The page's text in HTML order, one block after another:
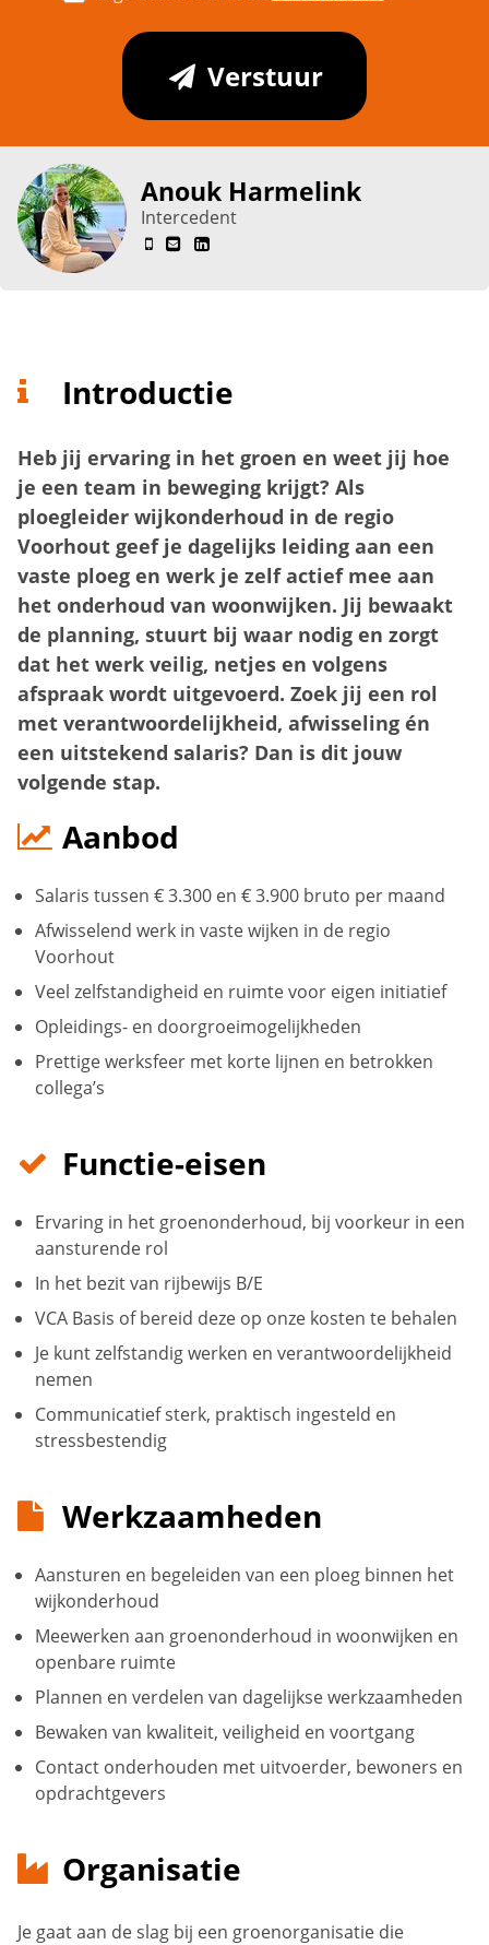
Anouk Harmelink
Intercedent
Verstuur
Introductie
Heb jij ervaring in het groen en weet jij hoe
je een team in beweging krijgt? Als
ploegleider wijkonderhoud in de regio
Voorhout geef je dagelijks leiding aan een
vaste ploeg en werk je zelf actief mee aan
het onderhoud van woonwijken. Jij bewaakt
de planning, stuurt bij waar nodig en zorgt
dat het werk veilig, netjes en volgens
afspraak wordt uitgevoerd. Zoek jij een rol
met verantwoordelijkheid, afwisseling én
een uitstekend salaris? Dan is dit jouw
volgende stap.
Aanbod
Salaris tussen € 3.300 en € 3.900 bruto per maand
Afwisselend werk in vaste wijken in de regio
Voorhout
Veel zelfstandigheid en ruimte voor eigen initiatief
Opleidings- en doorgroeimogelijkheden
Prettige werksfeer met korte lijnen en betrokken
collega’s
Functie-eisen
Ervaring in het groenonderhoud, bij voorkeur in een
aansturende rol
In het bezit van rijbewijs B/E
VCA Basis of bereid deze op onze kosten te behalen
Je kunt zelfstandig werken en verantwoordelijkheid
nemen
Communicatief sterk, praktisch ingesteld en
stressbestendig
Werkzaamheden
Aansturen en begeleiden van een ploeg binnen het
wijkonderhoud
Meewerken aan groenonderhoud in woonwijken en
openbare ruimte
Plannen en verdelen van dagelijkse werkzaamheden
Bewaken van kwaliteit, veiligheid en voortgang
Contact onderhouden met uitvoerder, bewoners en
opdrachtgevers
Organisatie
Je gaat aan de slag bij een groenorganisatie die